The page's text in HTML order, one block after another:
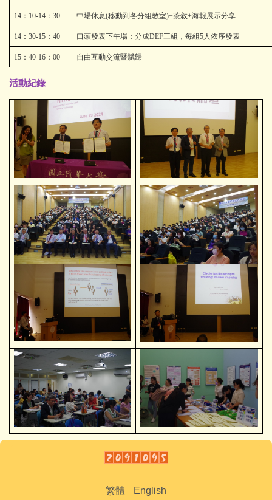
14 ： 10-14 ： 30 中場休息(移動到各分組教室)+茶敘+海報展示分享
14 ： 30-15 ： 40 口頭發表下午場：分成DEF三組，每組5人依序發表
15 ： 40-16 ： 00 自由互動交流暨賦歸
活動紀錄
繁體 English